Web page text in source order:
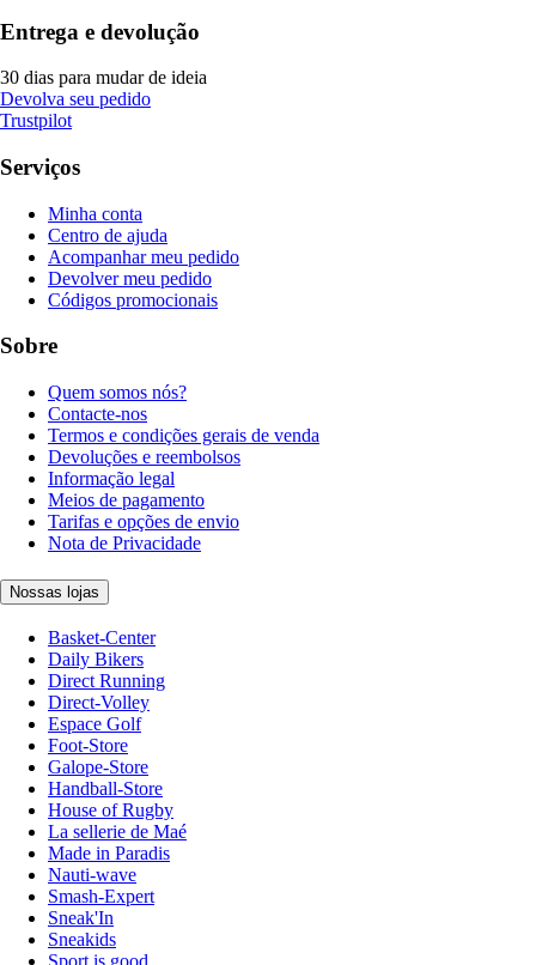
Entrega e devolução
30 dias para mudar de ideia
Devolva seu pedido
Trustpilot
Serviços
Minha conta
Centro de ajuda
Acompanhar meu pedido
Devolver meu pedido
Códigos promocionais
Sobre
Quem somos nós?
Contacte-nos
Termos e condições gerais de venda
Devoluções e reembolsos
Informação legal
Meios de pagamento
Tarifas e opções de envio
Nota de Privacidade
Nossas lojas
Basket-Center
Daily Bikers
Direct Running
Direct-Volley
Espace Golf
Foot-Store
Galope-Store
Handball-Store
House of Rugby
La sellerie de Maé
Made in Paradis
Nauti-wave
Smash-Expert
Sneak'In
Sneakids
Sport is good